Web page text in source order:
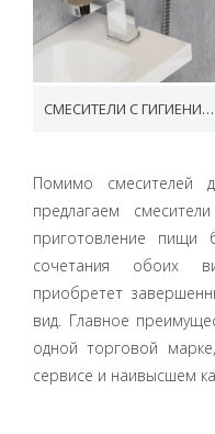
СМЕСИТЕЛИ С ГИГИЕНИЧЕСКИМ ДУШЕМ
Помимо смесителей
предлагаем
приготовление пищи
сочетания обоих
приобретет
вид. Главное
одной торговой
сервисе и наивысшем